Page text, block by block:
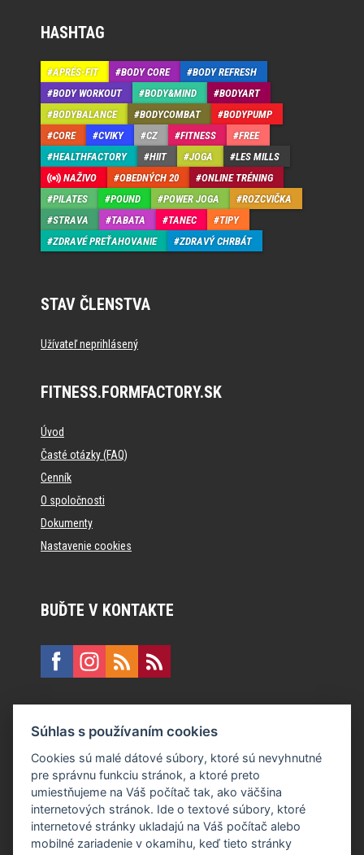
HASHTAG
APRÉS-FIT BODY CORE
BODY REFRESH
BODY WORKOUT
BODY&MIND
BODYART
BODYBALANCE
BODYCOMBAT
BODYPUMP
CORE
CVIKY CZ FITNESS
FREE
HEALTHFACTORY
HIIT JOGA
LES MILLS
NAŽIVO
OBEDNÝCH 20
ONLINE TRÉNING
PILATES
POUND POWER JOGA
ROZCVIČKA
STRAVA
TABATA TANEC
TIPY
ZDRAVÉ PREŤAHOVANIE
ZDRAVÝ CHRBÁT
STAV ČLENSTVA
Užívateľ neprihlásený
FITNESS.FORMFACTORY.SK
Úvod
Časté otázky (FAQ)
Cenník
O spoločnosti
Dokumenty
Nastavenie cookies
BUĎTE V KONTAKTE
E:recepcia@formfactory.sk
Form Factory Slovakia s.r.o., Ružová dolina 480/6, 821 08
Bratislava
Za publikovaný obsah sú zodpovední jednotliví autori.
Súhlas s používaním cookies
Cookies sú malé dátové súbory, ktoré sú nevyhnutné
pre správnu funkciu stránok, a ktoré preto
umiestňujeme na Váš počítač tak, ako väčšina
internetových stránok. Ide o textové súbory, ktoré
internetové stránky ukladajú na Váš počítač alebo
mobilné zariadenie v okamihu, keď tieto stránky